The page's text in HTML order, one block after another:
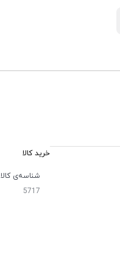
خرید کالا
شناسه‌ی کالا
5717